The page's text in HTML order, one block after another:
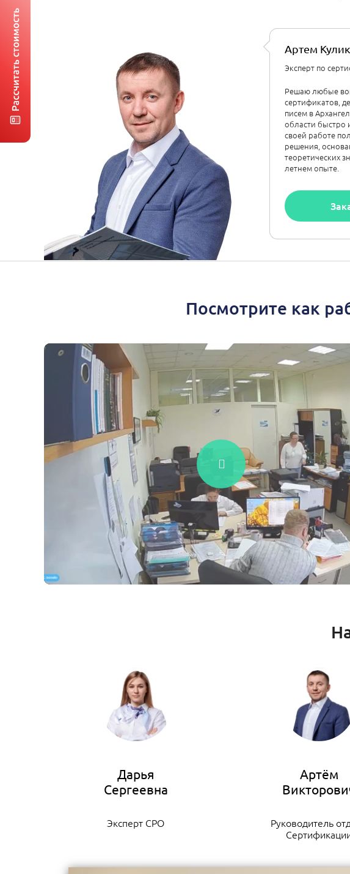
Артем
Эксперт по
Решаю любые
сертификатов,
писем в
области быстро
своей работе
решения,
теоретических
летнем опыте.
Посмотрите как
Дарья
Эксперт СРО
Артём
Руководитель